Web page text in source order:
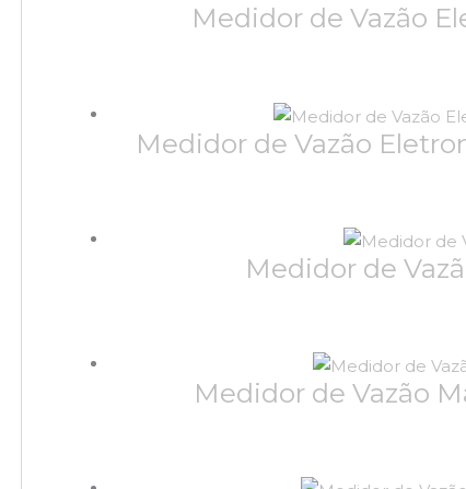
Medidor de Vazão
Medidor de Vazão
Medidor de
Medidor de Vazão